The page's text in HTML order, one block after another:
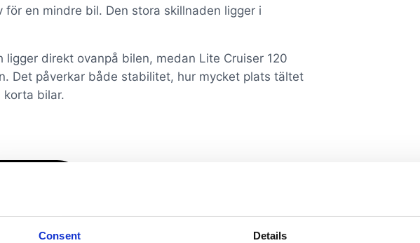
Consent Details
en mindre bil. Den stora skillnaden ligger i
direkt ovanpå bilen, medan Lite Cruiser 120
Det påverkar både stabilitet, hur mycket plats tältet
korta bilar.